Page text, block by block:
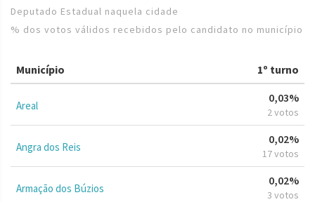
Deputado Estadual naquela cidade
% dos votos válidos recebidos pelo candidato no município
Município 1º turno
Areal
0,03%
2 votos
Angra dos Reis
0,02%
17 votos
Armação dos Búzios
0,02%
3 votos